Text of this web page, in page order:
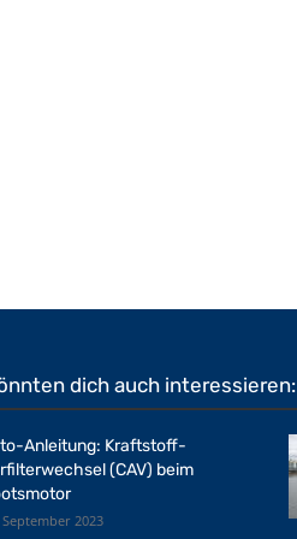
dich auch interessieren:
Anleitung: Kraftstoff-
(CAV) beim
September 2023